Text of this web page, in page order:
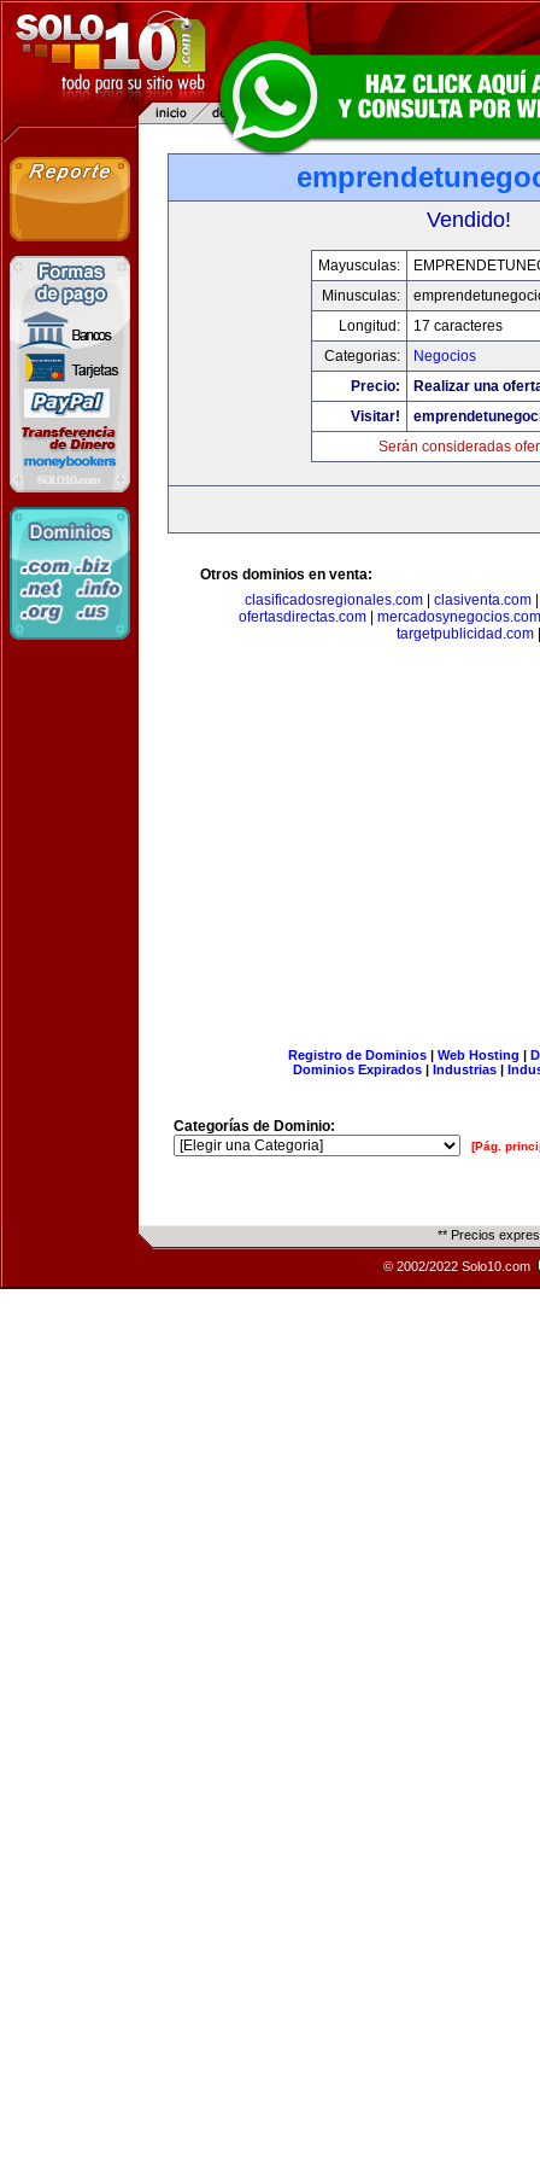
Vendido!
Mayusculas:
Minusculas:
Longitud:
17 caracteres
Categorias:
Negocios
Precio:
Realizar una
Visitar!
Serán consideradas
Otros dominios en venta:
clasificadosregionales.com| clasiventa.com
ofertasdirectas.com
mercadosynegocios.com
targetpublicidad.com
Registro de Dominios| Web Hosting |
Dominios Expirados | Industrias |
Categorías de Dominio:
[Pág.
** Precios
© 2002/2022 Solo10.com